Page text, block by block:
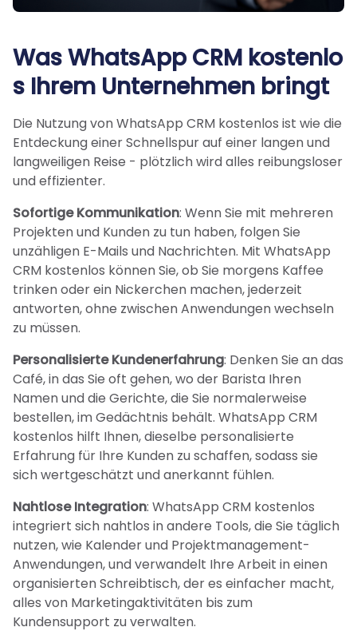
Was WhatsApp CRM kostenlo
s Ihrem Unternehmen bringt
Die Nutzung von WhatsApp CRM kostenlos ist wie die
Entdeckung einer Schnellspur auf einer langen und
langweiligen Reise - plötzlich wird alles reibungsloser
und effizienter.
Sofortige Kommunikation: Wenn Sie mit mehreren
Projekten und Kunden zu tun haben, folgen Sie
unzähligen E-Mails und Nachrichten. Mit WhatsApp
CRM kostenlos können Sie, ob Sie morgens Kaffee
trinken oder ein Nickerchen machen, jederzeit
antworten, ohne zwischen Anwendungen wechseln
zu müssen.
Personalisierte Kundenerfahrung: Denken Sie an das
Café, in das Sie oft gehen, wo der Barista Ihren
Namen und die Gerichte, die Sie normalerweise
bestellen, im Gedächtnis behält. WhatsApp CRM
kostenlos hilft Ihnen, dieselbe personalisierte
Erfahrung für Ihre Kunden zu schaffen, sodass sie
sich wertgeschätzt und anerkannt fühlen.
Nahtlose Integration: WhatsApp CRM kostenlos
integriert sich nahtlos in andere Tools, die Sie täglich
nutzen, wie Kalender und Projektmanagement-
Anwendungen, und verwandelt Ihre Arbeit in einen
organisierten Schreibtisch, der es einfacher macht,
alles von Marketingaktivitäten bis zum
Kundensupport zu verwalten.